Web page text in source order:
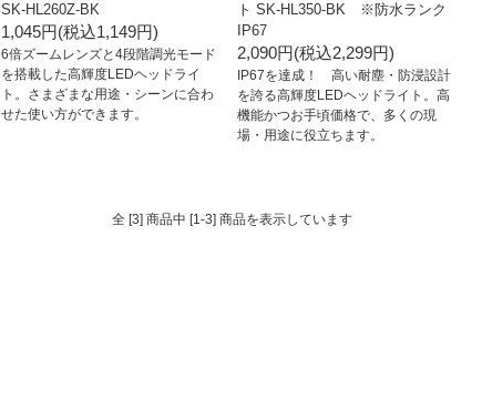
SK-HL260Z-BK
1,045円(税込1,149円)
6倍ズームレンズと4段階調光モード
を搭載した高輝度LEDヘッドライ
ト。さまざまな用途・シーンに合わ
せた使い方ができます。
ト SK-HL350-BK ※防水ランク
IP67
2,090円(税込2,299円)
IP67を達成！ 高い耐塵・防浸設計
を誇る高輝度LEDヘッドライト。高
機能かつお手頃価格で、多くの現
場・用途に役立ちます。
全 [3] 商品中 [1-3] 商品を表示しています